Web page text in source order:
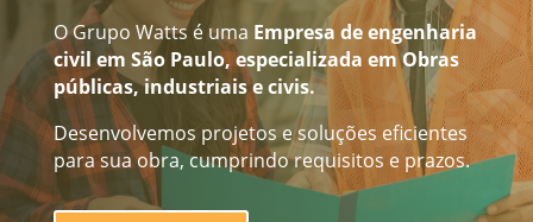
O Grupo Watts éuma Empresa de engenharia
civil em São Paulo,especializada em Obras
públicas, industriais e civis.
Desenvolvemos projetos e soluções eficientes
para sua obra, cumprindo requisitos e prazos.